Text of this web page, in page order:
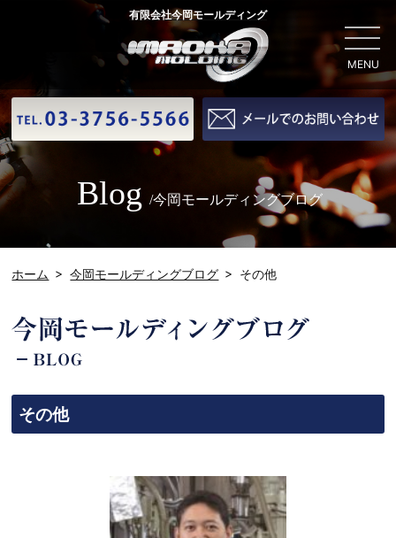
MENU
有限会社今岡モールディング
Blog /今岡モールディングブログ
ホーム 今岡モールディングブログ その他
その他